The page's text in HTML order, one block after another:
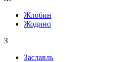
Жлобин
Жодино
З
Заславль